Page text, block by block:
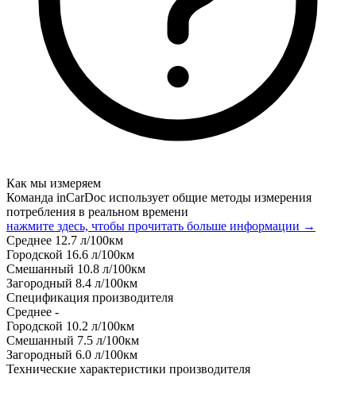
Как мы измеряем
Команда inCarDoc использует общие методы измерения
потребления в реальном времени
нажмите здесь, чтобы прочитать больше информации →
Среднее 12.7 л/100км
Городской 16.6 л/100км
Смешанный 10.8 л/100км
Загородный 8.4 л/100км
Спецификация производителя
Среднее -
Городской 10.2 л/100км
Смешанный 7.5 л/100км
Загородный 6.0 л/100км
Технические характеристики производителя